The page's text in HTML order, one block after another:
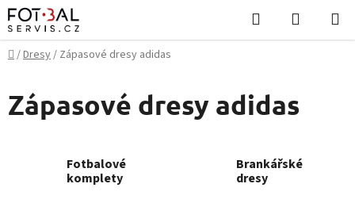
Přejít
na
obsah
Hledat
KOŠÍK
Domů
/Dresy/ Zápasové dresy adidas
Zápasové dresy adidas
Fotbalové
komplety
Brankářské
dresy